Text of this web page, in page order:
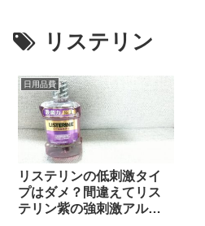
リステリン
日用品費
リステリンの低刺激タイ
プはダメ？間違えてリス
テリン紫の強刺激アルコ